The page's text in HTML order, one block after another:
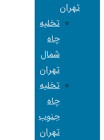
تهران
تخلیه
چاه
شمال
تهران
تخلیه
چاه
جنوب
تهران